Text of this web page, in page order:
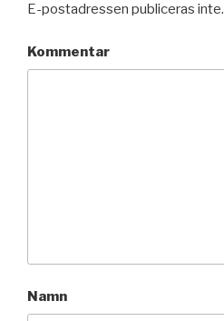
E-postadressen publiceras inte.
Kommentar
Namn